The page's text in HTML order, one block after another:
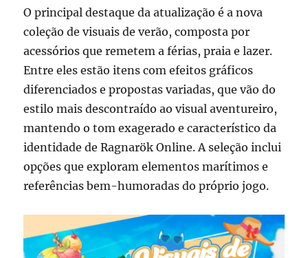
O principal destaque da atualização é a nova
coleção de visuais de verão, composta por
acessórios que remetem a férias, praia e lazer.
Entre eles estão itens com efeitos gráficos
diferenciados e propostas variadas, que vão do
estilo mais descontraído ao visual aventureiro,
mantendo o tom exagerado e característico da
identidade de Ragnarök Online. A seleção inclui
opções que exploram elementos marítimos e
referências bem-humoradas do próprio jogo.